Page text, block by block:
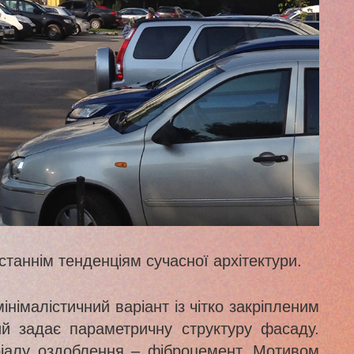
тенденціям сучасної архітектури.
варіант із чітко закріпленим
задає параметричну структуру фасаду.